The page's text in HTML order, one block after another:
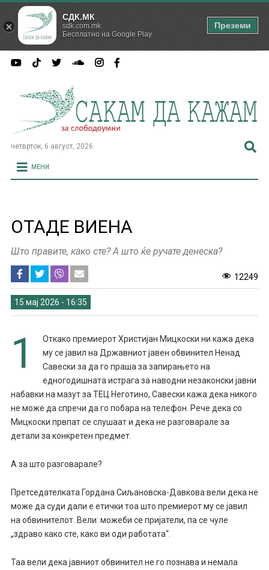
четврток, 6 август, 2026
МЕНИ
ОТАДЕ ВИЕНА
Што правите, како сте? А што ќе ручате денеска?
12249
15 мај 2026 - 16:35
1
Откако премиерот Христијан Мицкоски ни кажа дека
му се јавил на Државниот јавен обвинител Ненад
Савески за да го праша за запирањето на
едногодишната истрага за наводни незаконски јавни
набавки на мазут за ТЕЦ Неготино, Савески кажа дека никого
не може да спречи да го побара на телефон. Рече дека со
Мицкоски првпат се слушаат и дека не разговарале за
детали за конкретен предмет.
А за што разговарале?
Претседателката Гордана Сиљановска-Давкова вели дека не
може да суди дали е етички тоа што премиерот му се јавил
на обвинителот. Вели: можеби се пријатели, па се чуле
„здраво како сте, како ви оди работата“.
Таа вели дека јавниот обвинител не го познава и немала
СДК.МК
sdk.com.mk
Бесплатно на Google Play
Преземи